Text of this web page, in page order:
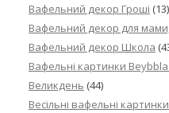
Вафельний декор Гроші (13)
Вафельний декор для
Вафельний декор Школа
Вафельні картинки
Великдень (44)
Весільні вафельні картинки